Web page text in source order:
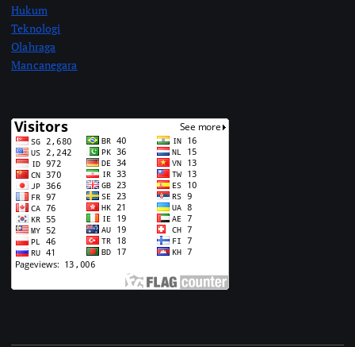
Hukum
Teknologi
Olahraga
Mancanegara